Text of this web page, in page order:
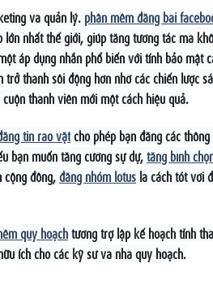
và quản lý. phần mềm đăng bài
nhất thế giới, giúp tăng tương tác mà
áp dụng nhắn phổ biến với tính bảo mật
trở thành sôi động hơn nhờ các chiến lược
thành viên mới một cách hiệu quả.
tin rao vặtcho phép bạn đăng các
bạn muốn tăng cường sự dự,tăng bình
đồng,đăng nhóm lotus là cách tót vời
quy hoạchtương trợ lập kế hoạch tỉnh
ích cho các kỹ sư và nhà quy hoạch.